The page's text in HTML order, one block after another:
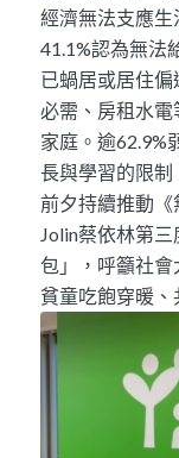
經濟無法支應生
41.1%認為無法
已蝸居或居住
必需、房租水
家庭。逾62.9%
長與學習的限
前夕持續推動
Jolin蔡依林第
包」，呼籲社
貧童吃飽穿暖